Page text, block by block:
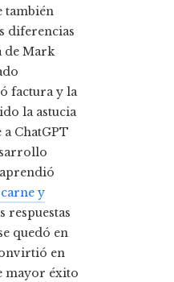
también
diferencias
de Mark
factura y la
la astucia
ChatGPT
y
respuestas
quedó en
en
mayor éxito